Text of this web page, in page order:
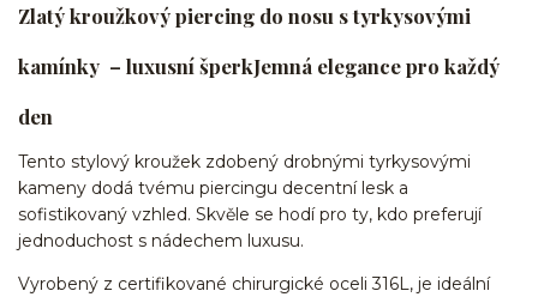
Zlatý kroužkový piercing do nosu s tyrkysovými
kamínky – luxusní šperkJemná elegance pro každý
den
Tento stylový kroužek zdobený drobnými tyrkysovými
kameny dodá tvému piercingu decentní lesk a
sofistikovaný vzhled. Skvěle se hodí pro ty, kdo preferují
jednoduchost s nádechem luxusu.
Vyrobený z certifikované chirurgické oceli 316L, je ideální